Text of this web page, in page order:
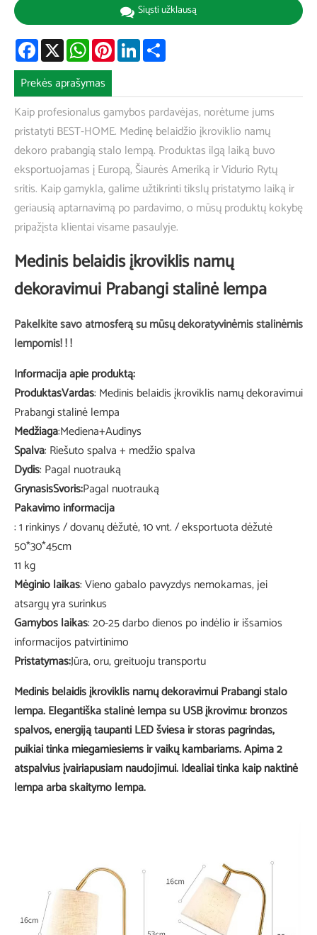
Siųsti užklausą
Facebook
X WhatsAppPinterestLinkedIn
Prekės aprašymas
Kaip profesionalus gamybos pardavėjas, norėtume jums
pristatyti BEST-HOME. Medinę belaidžio įkroviklio namų
dekoro prabangią stalo lempą. Produktas ilgą laiką buvo
eksportuojamas į Europą, Šiaurės Ameriką ir Vidurio Rytų
sritis. Kaip gamykla, galime užtikrinti tikslų pristatymo laiką ir
geriausią aptarnavimą po pardavimo, o mūsų produktų kokybę
pripažįsta klientai visame pasaulyje.
Medinis belaidis įkroviklis namų
dekoravimui Prabangi stalinė lempa
Pakelkite savo atmosferą su mūsų dekoratyvinėmis stalinėmis
lempomis! ! !
Informacija apie produktą:
ProduktasVardas: Medinis belaidis įkroviklis namų dekoravimui
Prabangi stalinė lempa
Medžiaga:Mediena+Audinys
Spalva: Riešuto spalva + medžio spalva
Dydis: Pagal nuotrauką
GrynasisSvoris:Pagal nuotrauką
Pakavimo informacija
: 1 rinkinys / dovanų dėžutė, 10 vnt. / eksportuota dėžutė
50*30*45cm
11 kg
Mėginio laikas: Vieno gabalo pavyzdys nemokamas, jei
atsargų yra surinkus
Gamybos laikas: 20-25 darbo dienos po indėlio ir išsamios
informacijos patvirtinimo
Pristatymas:Jūra, oru, greituoju transportu
Medinis belaidis įkroviklis namų dekoravimui Prabangi stalo
lempa. Elegantiška stalinė lempa su USB įkrovimu: bronzos
spalvos, energiją taupanti LED šviesa ir storas pagrindas,
puikiai tinka miegamiesiems ir vaikų kambariams. Apima 2
atspalvius įvairiapusiam naudojimui. Idealiai tinka kaip naktinė
lempa arba skaitymo lempa.